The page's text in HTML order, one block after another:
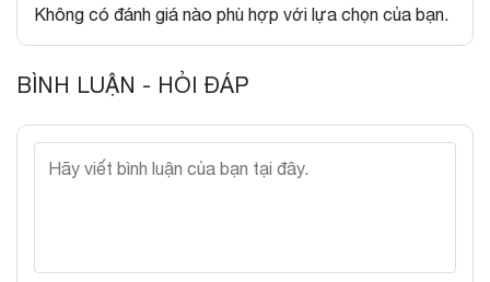
Không có đánh giá nào phù hợp với lựa chọn của bạn.
BÌNH LUẬN - HỎI ĐÁP